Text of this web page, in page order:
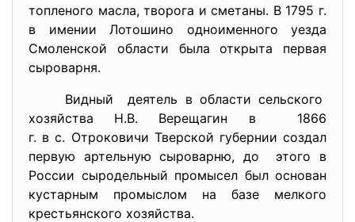
топленого масла, творога и сметаны. В 1795 г.
в имении Лотошино одноименного уезда
Смоленской области была открыта первая
сыроварня.
Видный деятель в области сельского
хозяйства Н.В. Верещагин в 1866
г. в с. Отроковичи Тверской губернии создал
первую артельную сыроварню, до этого в
России сыродельный промысел был основан
кустарным промыслом на базе мелкого
крестьянского хозяйства.